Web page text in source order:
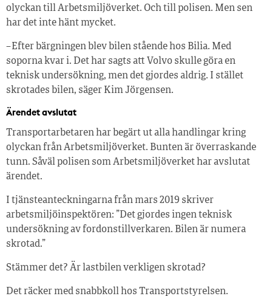
olyckan till Arbetsmiljöverket. Och till polisen. Men sen
har det inte hänt mycket.
– Efter bärgningen blev bilen stående hos Bilia. Med
soporna kvar i. Det har sagts att Volvo skulle göra en
teknisk undersökning, men det gjordes aldrig. I stället
skrotades bilen, säger Kim Jörgensen.
Ärendet avslutat
Transportarbetaren har begärt ut alla handlingar kring
olyckan från Arbetsmiljöverket. Bunten är överraskande
tunn. Såväl polisen som Arbetsmiljöverket har avslutat
ärendet.
I tjänsteanteckningarna från mars 2019 skriver
arbetsmiljöinspektören: ”Det gjordes ingen teknisk
undersökning av fordonstillverkaren. Bilen är numera
skrotad.”
Stämmer det? Är lastbilen verkligen skrotad?
Det räcker med snabbkoll hos Transportstyrelsen.